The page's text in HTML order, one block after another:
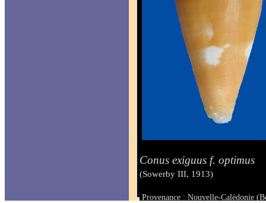
Conus exiguus f. optimus
(Sowerby III, 1913)
Provenance : Nouvelle-Calédonie